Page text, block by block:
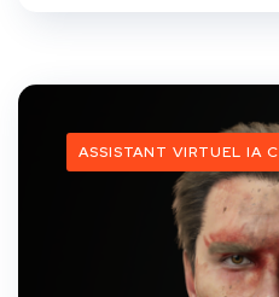
ASSISTANT VIRTUEL IA